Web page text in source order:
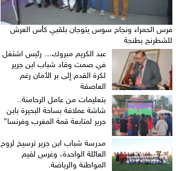
فرس الحمراء ونجاح سوس يتوجان بلقبي كأس العرش
للشطرنج بطنجة
عبد الكريم مبروك… رئيس اشتغل
في صمت وقاد شباب ابن جرير
لكرة القدم إلى بر الأمان رغم
العاصفة
بتعليمات من عامل الرحامنة..
شاشة عملاقة بساحة البحيرة بابن
جرير لمتابعة قمة المغرب وفرنسا”
​مدرسة شباب ابن جرير ترسيخ لروح
العائلة الواحدة، وغرس لقيم
المواطنة والرياضة.